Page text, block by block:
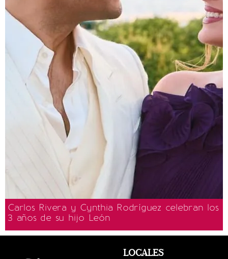
Carlos Rivera y Cynthia Rodríguez celebran los
3 años de su hijo León
LOCALES